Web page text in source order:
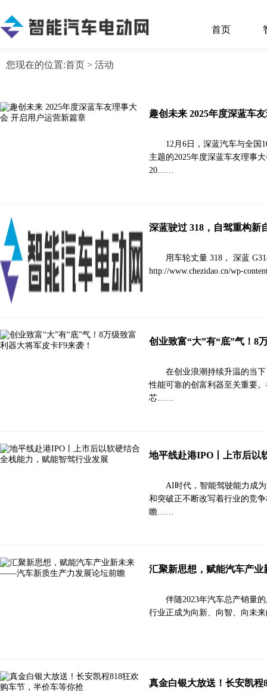
首页
您现在的位置:首页 > 活动
趣创未来 2025年度深蓝车
12月6日，深蓝汽车与全国
主题的2025年度深蓝车友理事
20……
深蓝驶过 318，自驾重构新
用车轮丈量 318， 深蓝
http://www.chezidao.cn/wp-
创业致富“大”有“底”气！8
在创业浪潮持续升温的当
性能可靠的创富利器至关重要
芯……
地平线赴港IPO丨上市后以
AI时代，智能驾驶能力成
和突破正不断改写着行业的竞
瞻……
汇聚新思想，赋能汽车产
伴随2023年汽车总产销量
行业正成为向新、向智、向未
真金白银大放送！长安凯程